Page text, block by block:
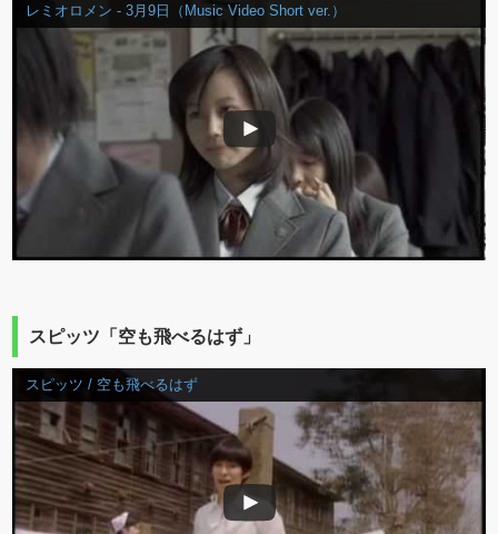
レミオロメン - 3月9日（Music Video Short ver.）
スピッツ「空も飛べるはず」
スピッツ / 空も飛べるはず